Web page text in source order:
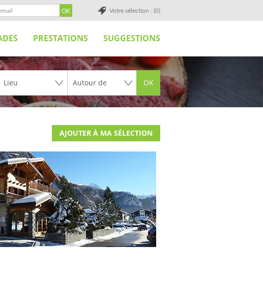
Votre sélection : (0)
PRESTATIONS SUGGESTIONS
OK
AJOUTER À MA SÉLECTION